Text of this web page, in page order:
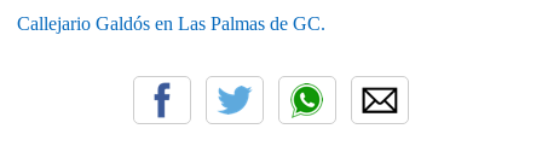
Callejario Galdós en Las Palmas de GC.